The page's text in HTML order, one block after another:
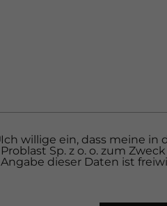
Ich willige ein, dass meine
Problast Sp. z o. o. zum
Angabe dieser Daten ist